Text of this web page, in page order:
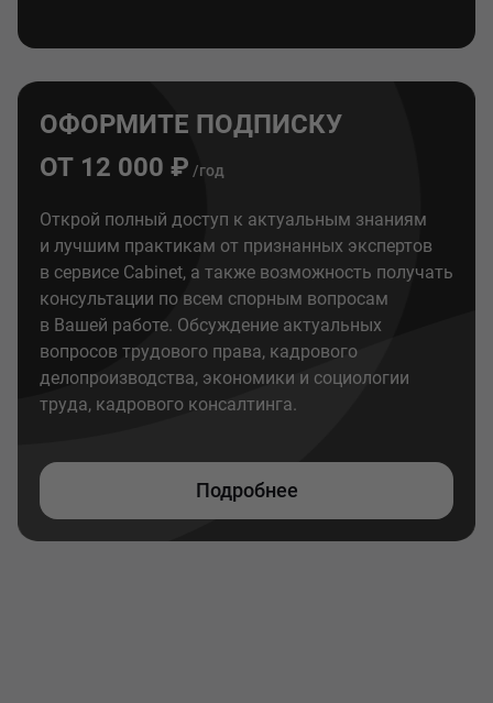
ОФОРМИТЕ ПОДПИСКУ
ОТ 12 000 ₽ /год
Открой полный доступ к актуальным знаниям
и лучшим практикам от признанных экспертов
в сервисе Cabinet, а также возможность получать
консультации по всем спорным вопросам
в Вашей работе. Обсуждение актуальных
вопросов трудового права, кадрового
делопроизводства, экономики и социологии
труда, кадрового консалтинга.
Подробнее